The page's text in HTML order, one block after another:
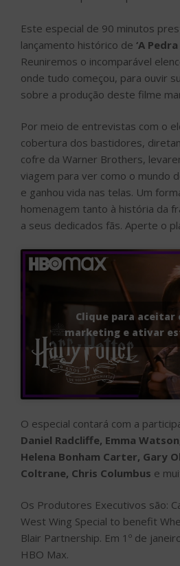
Este especial de 90 minutos
lançamento histórico de ‘A
Reuniremos o incomparável
onde tudo começou, para ouvir
sobre a produção deste filme
Por meio de entrevistas com o
cobertura dos bastidores,
cofre da Warner Brothers,
viagem para ver como o mundo
e ganhou vida nas telas. Um
homenagem tanto à história da
a seus dedicados fãs. Aperte o
Clique para aceitar
marketing e ativar
O especial contará com a
Daniel Radcliffe, Emma
Helena Bonham Carter, Gary
Coltrane, Chris Columbus e
Os Produtores Executivos são:
West Wing Special to benefit
Blair Partnership. Em 1º de
HBO Max.